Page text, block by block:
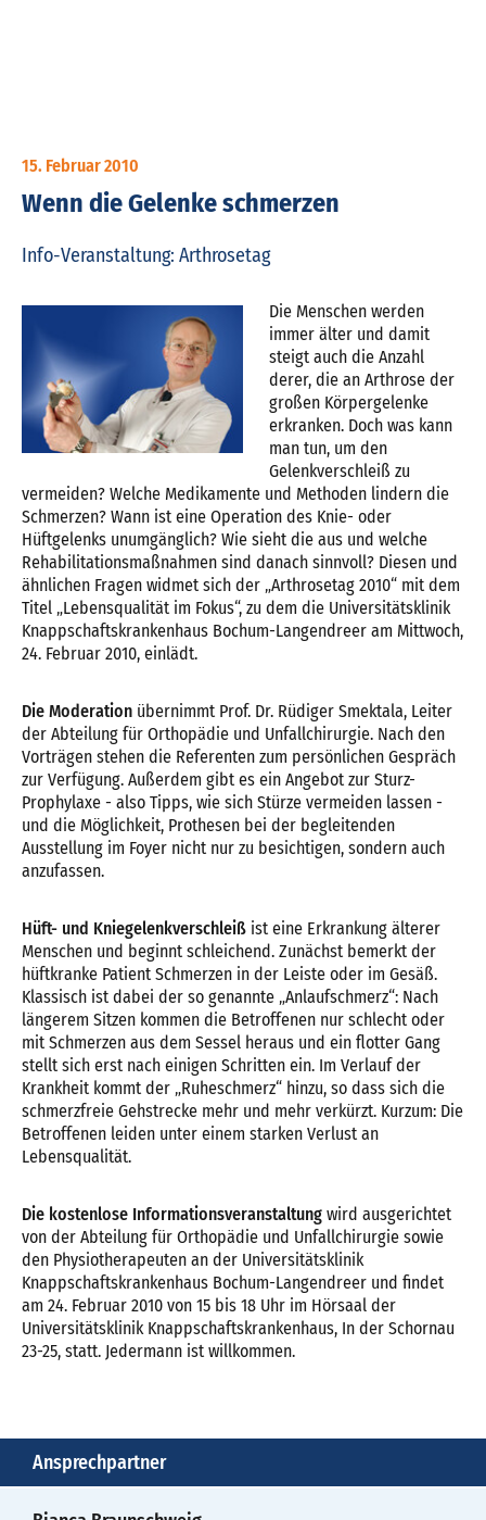
15. Februar 2010
Wenn die Gelenke schmerzen
Info-Veranstaltung: Arthrosetag
Die Menschen werden
immer älter und damit
steigt auch die Anzahl
derer, die an Arthrose der
großen Körpergelenke
erkranken. Doch was kann
man tun, um den
Gelenkverschleiß zu
vermeiden? Welche Medikamente und Methoden lindern die
Schmerzen? Wann ist eine Operation des Knie- oder
Hüftgelenks unumgänglich? Wie sieht die aus und welche
Rehabilitationsmaßnahmen sind danach sinnvoll? Diesen und
ähnlichen Fragen widmet sich der „Arthrosetag 2010“ mit dem
Titel „Lebensqualität im Fokus“, zu dem die Universitätsklinik
Knappschaftskrankenhaus Bochum-Langendreer am Mittwoch,
24. Februar 2010, einlädt.
Die Moderation übernimmt Prof. Dr. Rüdiger Smektala, Leiter
der Abteilung für Orthopädie und Unfallchirurgie. Nach den
Vorträgen stehen die Referenten zum persönlichen Gespräch
zur Verfügung. Außerdem gibt es ein Angebot zur Sturz-
Prophylaxe - also Tipps, wie sich Stürze vermeiden lassen -
und die Möglichkeit, Prothesen bei der begleitenden
Ausstellung im Foyer nicht nur zu besichtigen, sondern auch
anzufassen.
Hüft- und Kniegelenkverschleiß ist eine Erkrankung älterer
Menschen und beginnt schleichend. Zunächst bemerkt der
hüftkranke Patient Schmerzen in der Leiste oder im Gesäß.
Klassisch ist dabei der so genannte „Anlaufschmerz“: Nach
längerem Sitzen kommen die Betroffenen nur schlecht oder
mit Schmerzen aus dem Sessel heraus und ein flotter Gang
stellt sich erst nach einigen Schritten ein. Im Verlauf der
Krankheit kommt der „Ruheschmerz“ hinzu, so dass sich die
schmerzfreie Gehstrecke mehr und mehr verkürzt. Kurzum: Die
Betroffenen leiden unter einem starken Verlust an
Lebensqualität.
Die kostenlose Informationsveranstaltung wird ausgerichtet
von der Abteilung für Orthopädie und Unfallchirurgie sowie
den Physiotherapeuten an der Universitätsklinik
Knappschaftskrankenhaus Bochum-Langendreer und findet
am 24. Februar 2010 von 15 bis 18 Uhr im Hörsaal der
Universitätsklinik Knappschaftskrankenhaus, In der Schornau
23-25, statt. Jedermann ist willkommen.
Ansprechpartner